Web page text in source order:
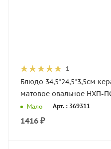
1
Блюдо 34,5*24,5*3,5см
матовое овальное НХП-
Мало Арт. : 369311
1416 ₽